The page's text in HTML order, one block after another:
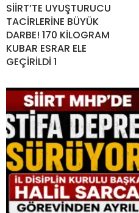
SİİRT’TE UYUŞTURUCU
TACİRLERİNE BÜYÜK
DARBE! 170 KİLOGRAM
KUBAR ESRAR ELE
GEÇİRİLDİ 1